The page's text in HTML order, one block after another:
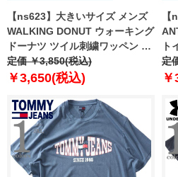
【ns623】大きいサイズ メンズ
WALKING DONUT ウォーキング
ドーナツ ツイル刺繍ワッペン 発
砲プリント 半袖 Tシャツ 吸水速
乾 UVカット 春夏新作 12625130
定価 ￥3,850(税込)
￥3,650(税込)
ト
ロ
吸
定